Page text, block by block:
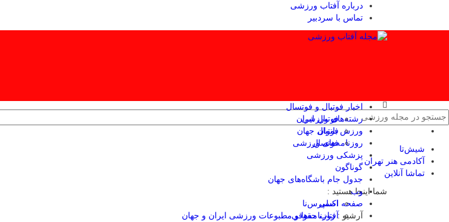
درباره آفتاب ورزشی
تماس با سردبیر
اخبار فوتبال و فوتسال
فوتبال ایران
فوتبال جهان
فوتسال
رشته‌های ورزشی
ورزش بانوان
روزنامه‌های ورزشی
پزشکی ورزشی
گوناگون
جدول جام باشگاه‌های جهان
وب
اکسپرس‌نا
آفتاب حقوقی
شیش‌تا
آکادمی هنر تهران
تماشا آنلاین
شما اینجا هستید :
صفحه اصلی
آرشیو :روزنامه‌ها و مطبوعات ورزشی ایران و جهان